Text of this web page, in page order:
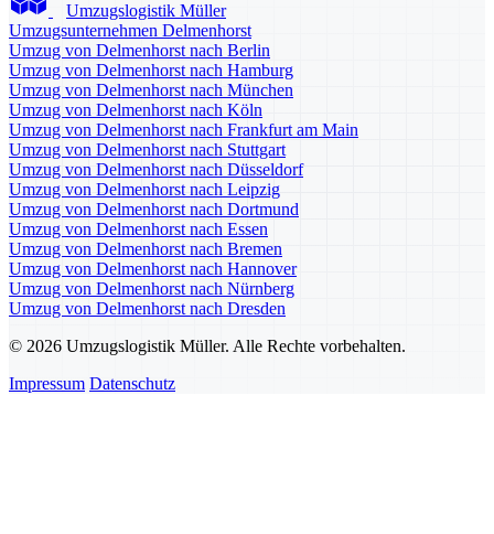
Umzugslogistik Müller
Umzugsunternehmen Delmenhorst
Umzug von Delmenhorst nach Berlin
Umzug von Delmenhorst nach Hamburg
Umzug von Delmenhorst nach München
Umzug von Delmenhorst nach Köln
Umzug von Delmenhorst nach Frankfurt am Main
Umzug von Delmenhorst nach Stuttgart
Umzug von Delmenhorst nach Düsseldorf
Umzug von Delmenhorst nach Leipzig
Umzug von Delmenhorst nach Dortmund
Umzug von Delmenhorst nach Essen
Umzug von Delmenhorst nach Bremen
Umzug von Delmenhorst nach Hannover
Umzug von Delmenhorst nach Nürnberg
Umzug von Delmenhorst nach Dresden
© 2026 Umzugslogistik Müller. Alle Rechte vorbehalten.
Impressum Datenschutz